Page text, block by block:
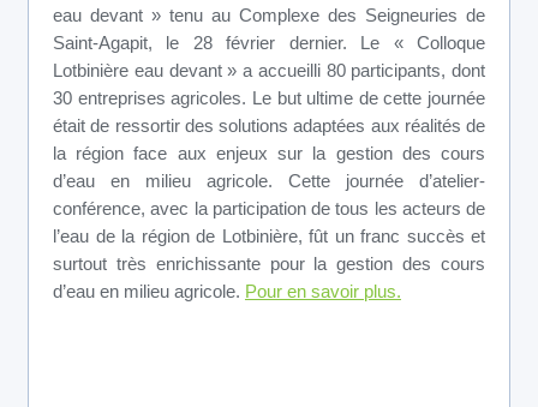
eau devant » tenu au Complexe des Seigneuries de
Saint-Agapit, le 28 février dernier. Le « Colloque
Lotbinière eau devant » a accueilli 80 participants, dont
30 entreprises agricoles. Le but ultime de cette journée
était de ressortir des solutions adaptées aux réalités de
la région face aux enjeux sur la gestion des cours
d’eau en milieu agricole. Cette journée d’atelier-
conférence, avec la participation de tous les acteurs de
l’eau de la région de Lotbinière, fût un franc succès et
surtout très enrichissante pour la gestion des cours
d’eau en milieu agricole. Pour en savoir plus.